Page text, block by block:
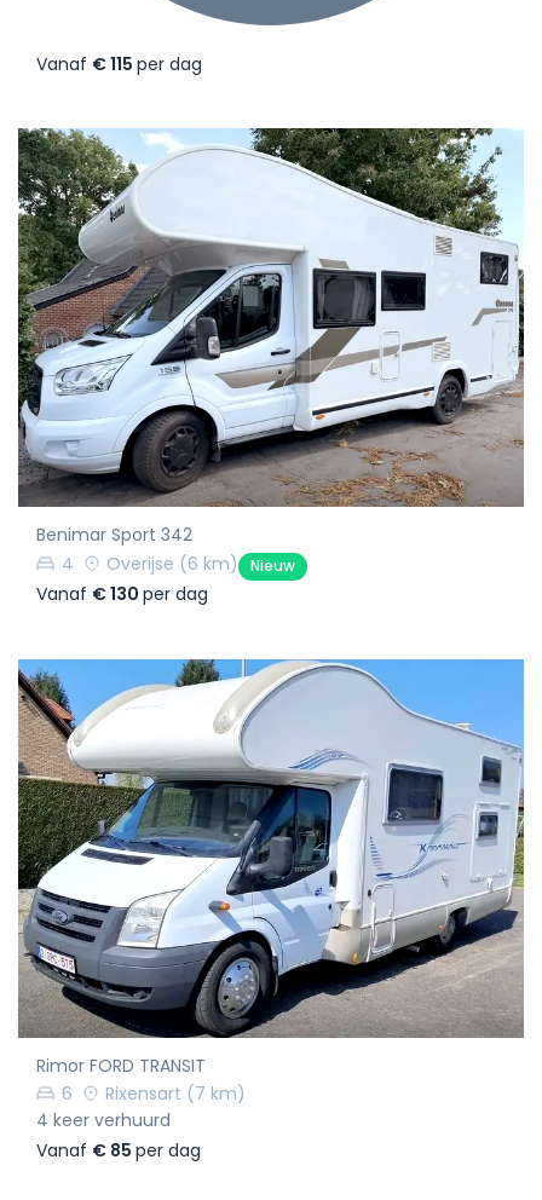
Vanaf € 115 per dag
Benimar Sport 342
4
Overijse (6 km) Nieuw
Vanaf € 130 per dag
Rimor FORD TRANSIT
6
Rixensart (7 km)
4 keer verhuurd
Vanaf € 85 per dag